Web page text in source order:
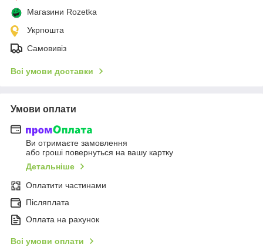
Магазини Rozetka
Укрпошта
Самовивіз
Всі умови доставки
Умови оплати
Ви отримаєте замовлення
або гроші повернуться на вашу картку
Детальніше
Оплатити частинами
Післяплата
Оплата на рахунок
Всі умови оплати